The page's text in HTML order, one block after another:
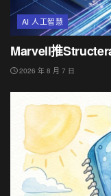
AI 人工智慧
Marvell推
2026 年 8 月 7 日